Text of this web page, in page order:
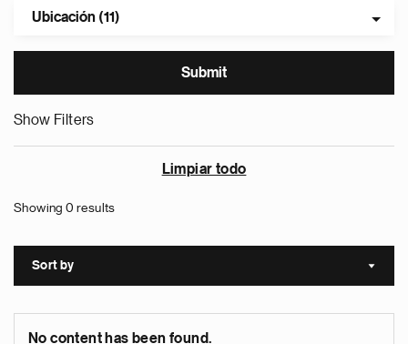
Ubicación (11)
Show Filters
Limpiar todo
Showing 0 results
Sort by Sort
No content has been found.